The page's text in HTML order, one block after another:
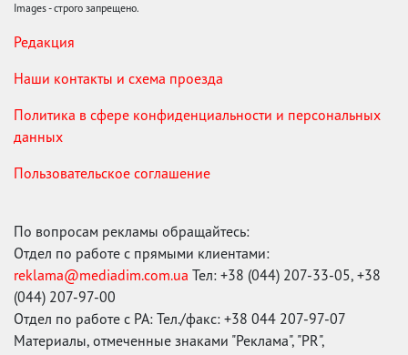
Images - строго запрещено.
Редакция
Наши контакты и схема проезда
Политика в сфере конфиденциальности и персональных
данных
Пользовательское соглашение
По вопросам рекламы обращайтесь:
Отдел по работе с прямыми клиентами:
reklama@mediadim.com.ua Тел: +38 (044) 207-33-05, +38
(044) 207-97-00
Отдел по работе с РА: Тел./факс: +38 044 207-97-07
Материалы, отмеченные знаками "Реклама", "PR",